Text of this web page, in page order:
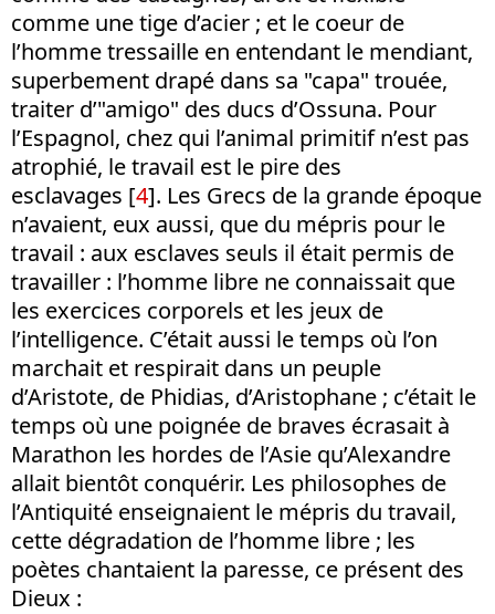
comme une tige d’acier ; et le coeur de
l’homme tressaille en entendant le mendiant,
superbement drapé dans sa "capa" trouée,
traiter d’"amigo" des ducs d’Ossuna. Pour
l’Espagnol, chez qui l’animal primitif n’est pas
atrophié, le travail est le pire des
esclavages [4]. Les Grecs de la grande époque
n’avaient, eux aussi, que du mépris pour le
travail : aux esclaves seuls il était permis de
travailler : l’homme libre ne connaissait que
les exercices corporels et les jeux de
l’intelligence. C’était aussi le temps où l’on
marchait et respirait dans un peuple
d’Aristote, de Phidias, d’Aristophane ; c’était le
temps où une poignée de braves écrasait à
Marathon les hordes de l’Asie qu’Alexandre
allait bientôt conquérir. Les philosophes de
l’Antiquité enseignaient le mépris du travail,
cette dégradation de l’homme libre ; les
poètes chantaient la paresse, ce présent des
Dieux :